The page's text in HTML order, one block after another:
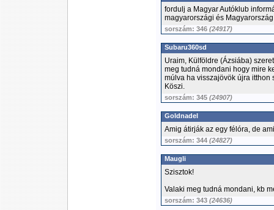
fordulj a Magyar Autóklub
magyarországi és
sorszám: 346 (24917)
Subaru360sd
Uraim, Külföldre (Ázsiába)
meg tudná mondani hogy mire
múlva ha visszajövök újra itthon
Köszi.
sorszám: 345 (24907)
Goldnadel
Amig átirják az egy félóra, de
sorszám: 344 (24827)
Maugli
Szisztok!
Valaki meg tudná mondani, kb
sorszám: 343 (24636)